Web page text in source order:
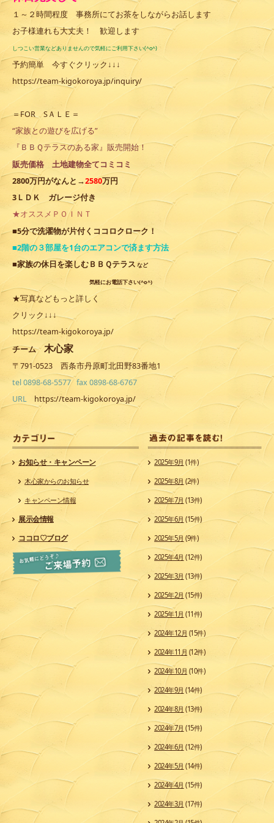
１～２時間程度 事務所にてお茶をしながらお話します
お子様連れも大丈夫！ 歓迎します
しつこい営業などありませんので気軽にご利用下さい(^o^)
予約簡単 今すぐクリック↓↓↓
https://team-kigokoroya.jp/inquiry/
＝FOR SＡＬＥ＝
“家族との遊びを広げる”
『ＢＢＱテラスのある家』販売開始！
販売価格 土地建物全てコミコミ
2800万円がなんと→2580万円
3ＬＤＫ ガレージ付き
★オススメＰＯＩＮＴ
■5分で洗濯物が片付く ココロクローク ！
■2階の３部屋を1台のエアコンで済ます方法
■家族の休日を楽しむＢＢＱテラスなど
気軽にお電話下さい(^o^)
★写真などもっと詳しく
クリック↓↓↓
https://team-kigokoroya.jp/
チーム木心家
〒791-0523 西条市丹原町北田野83番地1
tel 0898-68-5577 fax 0898-68-6767
URL https://team-kigokoroya.jp/
お知らせ・キャンペーン
木心家からのお知らせ
キャンペーン情報
展示会情報
ココロ♡ブログ
2025年9月 (1件)
2025年8月 (2件)
2025年7月 (13件)
2025年6月 (15件)
2025年5月 (9件)
2025年4月 (12件)
2025年3月 (13件)
2025年2月 (15件)
2025年1月 (11件)
2024年12月 (15件)
2024年11月 (12件)
2024年10月 (10件)
2024年9月 (14件)
2024年8月 (13件)
2024年7月 (15件)
2024年6月 (12件)
2024年5月(14件)
2024年4月 (15件)
2024年3月 (17件)